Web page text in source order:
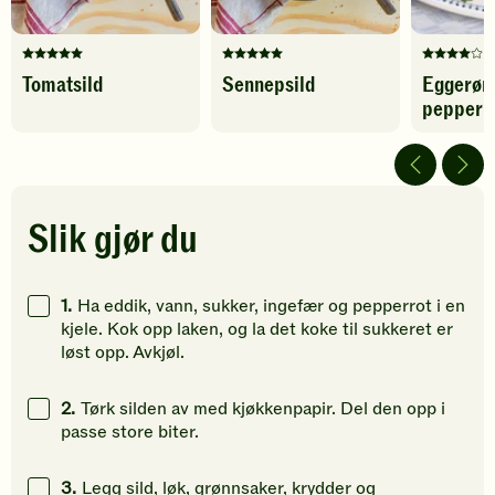
Denne
oppskriften
stjerner.
Klikk
å
gi
vurdering.
Tomatsild
Denne
oppskriften
å
gi
din
Sennepsild
Denne
har
4
av
å
gi
din
Slik gjør du
1. Ha eddik, vann, sukker, ingefær og pepperrot i en
kjele. Kok opp laken, og la det koke til sukkeret er
løst opp. Avkjøl.
2. Tørk silden av med kjøkkenpapir. Del den opp i
passe store biter.
3. Legg sild, løk, grønnsaker, krydder og